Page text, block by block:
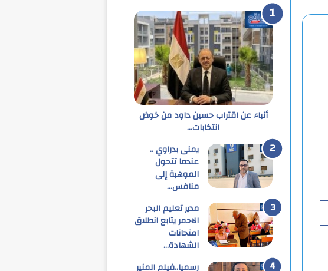
أنباء عن اقتراب حسين داود من خوض
انتخابات…
يمنى بدراوي ..
عندما تتحول
الموهبة إلى
منافس…
مدير تعليم البحر
الاحمر يتابع انطلاق
امتحانات
الشهادة…
رسميا..فيلم المنير